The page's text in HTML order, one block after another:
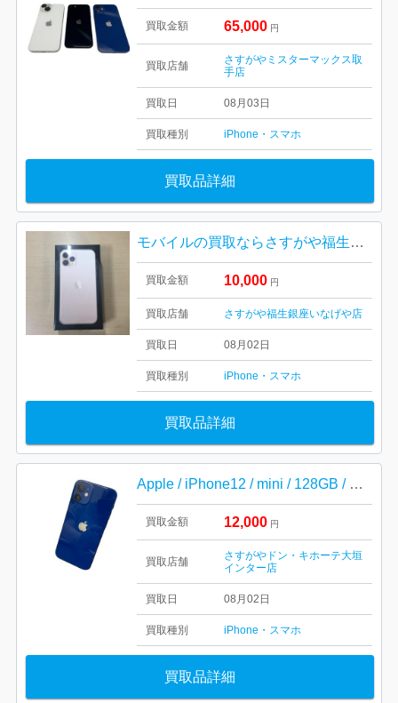
買取金額 65,000 円
買取店舗
さすがやミスターマックス取
手店
買取日 08月03日
買取種別 iPhone・スマホ
買取品詳細
モバイルの買取ならさすがや福生銀座いなげや店！| 羽村市双葉町| iPhone 11 pro
買取金額 10,000 円
買取店舗 さすがや福生銀座いなげや店
買取日 08月02日
買取種別 iPhone・スマホ
買取品詳細
Apple / iPhone12 / mini / 128GB / ブルー / 中古 / 傷有り / 汚れ有り / スマホ
買取金額 12,000 円
買取店舗
さすがやドン・キホーテ大垣
インター店
買取日 08月02日
買取種別 iPhone・スマホ
買取品詳細